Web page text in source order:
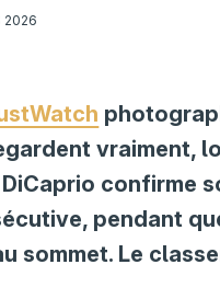
2026
vraiment,
confirme
pendant
sommet. Le